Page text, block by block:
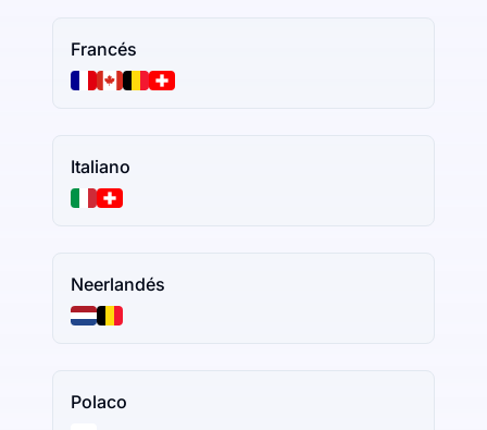
Francés
Italiano
Neerlandés
Polaco